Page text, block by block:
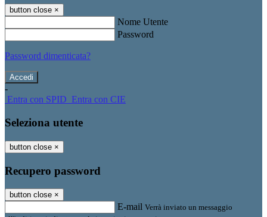
button close ×
Nome Utente
Password
Password dimenticata?
-
Entra con SPID Entra con CIE
Seleziona utente
button close ×
Recupero password
button close ×
E-mail Verrà inviato un messaggio